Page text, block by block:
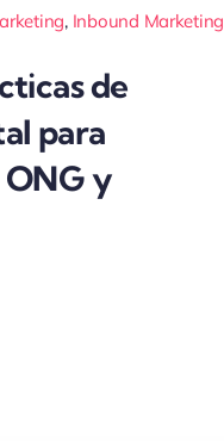
, Inbound Marketing
de
para
ONG y